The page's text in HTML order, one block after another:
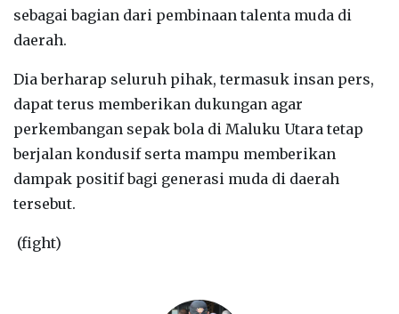
sebagai bagian dari pembinaan talenta muda di
daerah.
Dia berharap seluruh pihak, termasuk insan pers,
dapat terus memberikan dukungan agar
perkembangan sepak bola di Maluku Utara tetap
berjalan kondusif serta mampu memberikan
dampak positif bagi generasi muda di daerah
tersebut.
(fight)